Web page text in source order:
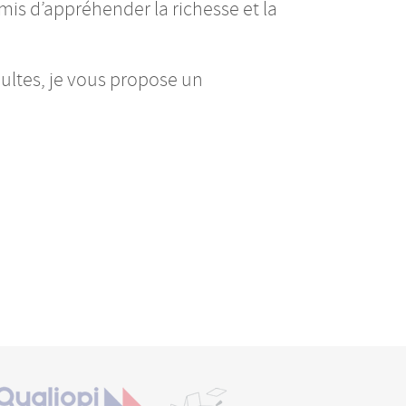
d’appréhender la richesse et la
je vous propose un